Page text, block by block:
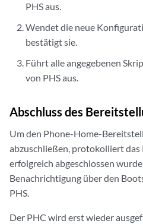
PHS aus.
Wendet die neue
bestätigt sie.
Führt alle angegebenen
von PHS aus.
Abschluss des
Um den Phone-Home-
abzuschließen, protokolliert das
erfolgreich abgeschlossen
Benachrichtigung über den
PHS.
Der PHC wird erst wieder